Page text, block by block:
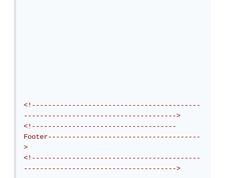
<!------------------------------------------
-------------------------------------->
<!------------------------------------
Footer--------------------------------------
>
<!------------------------------------------
-------------------------------------->